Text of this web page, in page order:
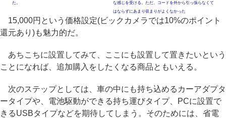
た。
な感じを受ける。ただ、コードを外から引っ張らなくて
はならずにあまり収まりがよくなかった
15,000円という価格設定(ビックカメラでは10%のポイント
還元あり)も魅力的だ。
あちこちに設置してみて、ここにも設置して置きたいという
ことになれば、追加購入をしたくなる商品ともいえる。
次のステップとしては、車の中にも持ち込めるカーアダプタ
ータイプや、電池駆動ができる持ち運びタイプ、PCに設置で
きるUSBタイプなどを期待してしまう。そのためには、省電